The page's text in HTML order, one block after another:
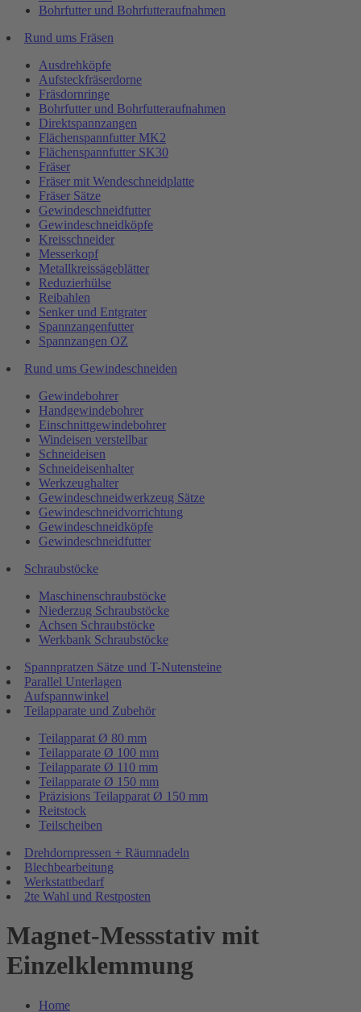
Bohrfutter und Bohrfutteraufnahmen
Rund ums Fräsen
Ausdrehköpfe
Aufsteckfräserdorne
Fräsdornringe
Bohrfutter und Bohrfutteraufnahmen
Direktspannzangen
Flächenspannfutter MK2
Flächenspannfutter SK30
Fräser
Fräser mit Wendeschneidplatte
Fräser Sätze
Gewindeschneidfutter
Gewindeschneidköpfe
Kreisschneider
Messerkopf
Metallkreissägeblätter
Reduzierhülse
Reibahlen
Senker und Entgrater
Spannzangenfutter
Spannzangen OZ
Rund ums Gewindeschneiden
Gewindebohrer
Handgewindebohrer
Einschnittgewindebohrer
Windeisen verstellbar
Schneideisen
Schneideisenhalter
Werkzeughalter
Gewindeschneidwerkzeug Sätze
Gewindeschneidvorrichtung
Gewindeschneidköpfe
Gewindeschneidfutter
Schraubstöcke
Maschinenschraubstöcke
Niederzug Schraubstöcke
Achsen Schraubstöcke
Werkbank Schraubstöcke
Spannpratzen Sätze und T-Nutensteine
Parallel Unterlagen
Aufspannwinkel
Teilapparate und Zubehör
Teilapparat Ø 80 mm
Teilapparate Ø 100 mm
Teilapparate Ø 110 mm
Teilapparate Ø 150 mm
Präzisions Teilapparat Ø 150 mm
Reitstock
Teilscheiben
Drehdornpressen + Räumnadeln
Blechbearbeitung
Werkstattbedarf
2te Wahl und Restposten
Magnet-Messstativ mit
Einzelklemmung
Home